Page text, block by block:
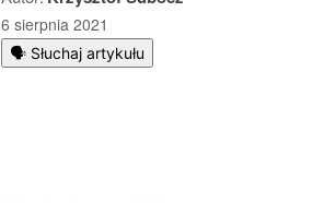
6 sierpnia 2021
🗣️ Słuchaj artykułu